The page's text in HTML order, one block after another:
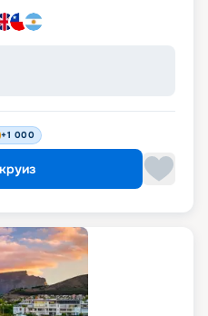
+1 000